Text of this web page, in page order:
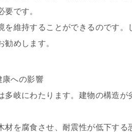
です。
を維持することができるのです
めします。
康への影響
多岐にわたります。建物の構造が
材を腐食させ、耐震性が低下す